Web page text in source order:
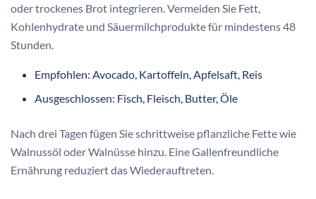
oder trockenes Brot integrieren. Vermeiden Sie Fett,
Kohlenhydrate und Säuermilchprodukte für mindestens 48
Stunden.
Empfohlen: Avocado, Kartoffeln, Apfelsaft, Reis
Ausgeschlossen: Fisch, Fleisch, Butter, Öle
Nach drei Tagen fügen Sie schrittweise pflanzliche Fette wie
Walnussöl oder Walnüsse hinzu. Eine Gallenfreundliche
Ernährung reduziert das Wiederauftreten.